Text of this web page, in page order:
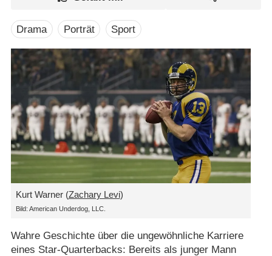
Drama Porträt Sport
Kurt Warner (Zachary Levi)
Bild: American Underdog, LLC.
Wahre Geschichte über die ungewöhnliche Karriere
eines Star-Quarterbacks: Bereits als junger Mann